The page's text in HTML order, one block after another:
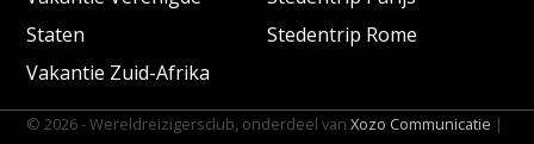
Staten
Vakantie Zuid-Afrika
Stedentrip Rome
© 2026 - Wereldreizigersclub, onderdeel vanXozo Communicatie |